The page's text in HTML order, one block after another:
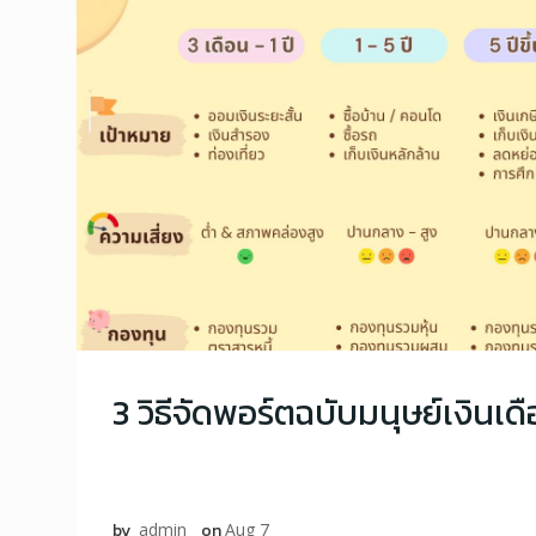
3 วิธีจัดพอร์ตฉบับมนุษย์เงินเ
by admin onAug 7